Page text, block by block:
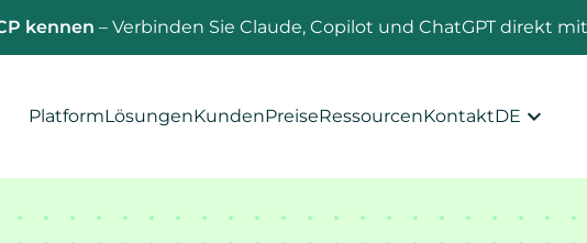
kennen – Verbinden Sie Claude, Copilot und ChatGPT direkt
PlatformLösungenKundenPreiseRessourcenKontaktDE